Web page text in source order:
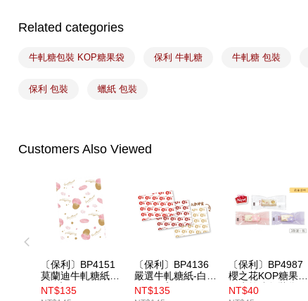
Related categories
牛軋糖包裝 KOP糖果袋 保利 牛軋糖 牛軋糖 包裝
保利 包裝 蠟紙 包裝
Customers Also Viewed
〔保利〕BP4151
莫蘭迪牛軋糖紙
500入
NT$135
〔保利〕BP4136
嚴選牛軋糖紙-白金
款 500入
NT$135
〔保利〕BP4987
櫻之花KOP糖果袋
／牛軋糖包裝袋
100入
NT$40